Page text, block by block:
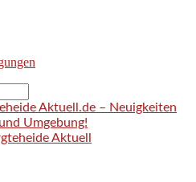
Aktuell.de – Neuigkeiten
Umgebung!